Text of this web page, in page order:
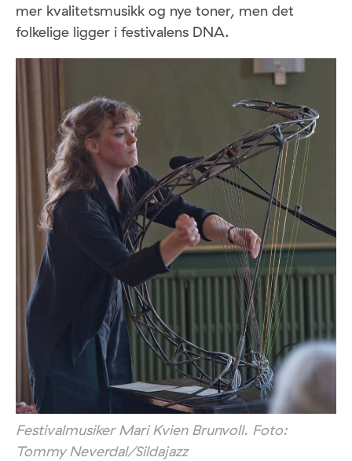
mer kvalitetsmusikk og nye toner, men det
folkelige ligger i festivalens DNA.
Festivalmusiker Mari Kvien Brunvoll. Foto:
Tommy Neverdal/Sildajazz